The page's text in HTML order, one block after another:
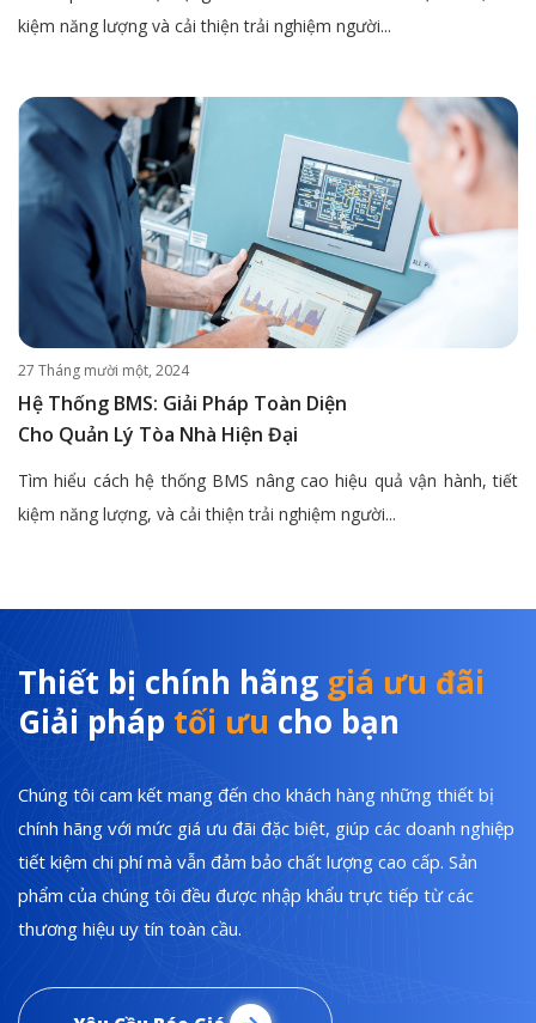
kiệm năng lượng và cải thiện trải nghiệm người...
27 Tháng mười một, 2024
Hệ Thống BMS: Giải Pháp Toàn Diện
Cho Quản Lý Tòa Nhà Hiện Đại
Tìm hiểu cách hệ thống BMS nâng cao hiệu quả vận hành, tiết
kiệm năng lượng, và cải thiện trải nghiệm người...
Thiết bị chính hãng giá ưu đãi
Giải pháp tối ưu cho bạn
Chúng tôi cam kết mang đến cho khách hàng những thiết bị
chính hãng với mức giá ưu đãi đặc biệt, giúp các doanh nghiệp
tiết kiệm chi phí mà vẫn đảm bảo chất lượng cao cấp. Sản
phẩm của chúng tôi đều được nhập khẩu trực tiếp từ các
thương hiệu uy tín toàn cầu.